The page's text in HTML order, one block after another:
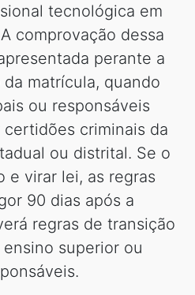
tecnológica em
comprovação dessa
perante a
matrícula, quando
ou responsáveis
criminais da
ou distrital. Se o
e virar lei, as regras
90 dias após a
regras de transição
superior ou